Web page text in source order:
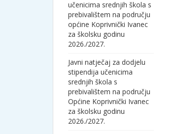
učenicima srednjih škola s
prebivalištem na području
općine Koprivnički Ivanec
za školsku godinu
2026./2027.
Javni natječaj za dodjelu
stipendija učenicima
srednjih škola s
prebivalištem na području
Općine Koprivnički Ivanec
za školsku godinu
2026./2027.